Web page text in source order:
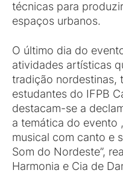
técnicas para
espaços urbanos.
O último dia do
atividades artísticas
tradição nordestinas,
estudantes do IFPB
destacam-se a
a temática do evento
musical com canto e
Som do Nordeste”,
Harmonia e Cia de